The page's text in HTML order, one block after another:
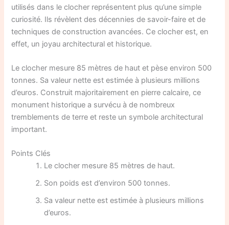
utilisés dans le clocher représentent plus qu’une simple
curiosité. Ils révèlent des décennies de savoir-faire et de
techniques de construction avancées. Ce clocher est, en
effet, un joyau architectural et historique.
Le clocher mesure 85 mètres de haut et pèse environ 500
tonnes. Sa valeur nette est estimée à plusieurs millions
d’euros. Construit majoritairement en pierre calcaire, ce
monument historique a survécu à de nombreux
tremblements de terre et reste un symbole architectural
important.
Points Clés
Le clocher mesure 85 mètres de haut.
Son poids est d’environ 500 tonnes.
Sa valeur nette est estimée à plusieurs millions
d’euros.